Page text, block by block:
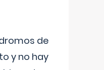
de
y no hay